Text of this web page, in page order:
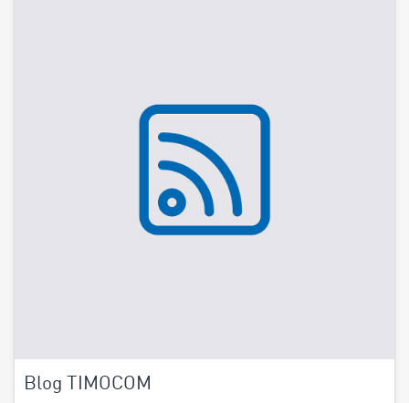
Blog TIMOCOM